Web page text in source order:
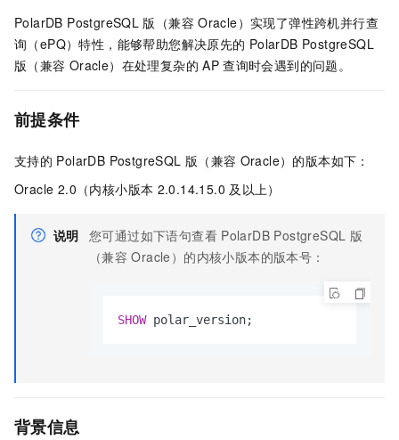
PolarDB PostgreSQL 版（兼容 Oracle） 实现了弹性跨机并行查
询（ePQ）特性，能够帮助您解决原先的 PolarDB PostgreSQL
版（兼容 Oracle） 在处理复杂的 AP 查询时会遇到的问题。
前提条件
支持的 PolarDB PostgreSQL 版（兼容 Oracle） 的版本如下：
Oracle 2.0（内核小版本 2.0.14.15.0 及以上）
说明 您可通过如下语句查看 PolarDB PostgreSQL 版
（兼容 Oracle） 的内核小版本的版本号：
SHOW polar_version;
背景信息